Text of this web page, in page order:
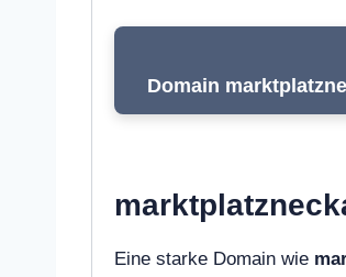
Domain
Eine starke Domain wie